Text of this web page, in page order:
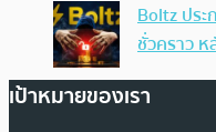
Boltz ประ
ชั่วคราว ห
เป้าหมายของเรา